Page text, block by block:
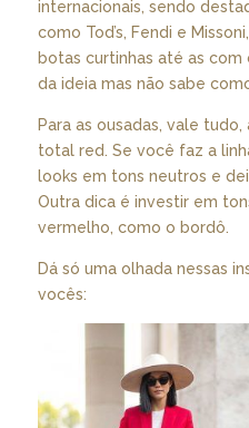
internacionais, sendo
como Tod’s, Fendi e
botas curtinhas até as
da ideia mas não sabe
Para as ousadas, vale
total red. Se você faz a
looks em tons neutros e
Outra dica é investir em
vermelho, como o bordô.
Dá só uma olhada nessas
vocês: